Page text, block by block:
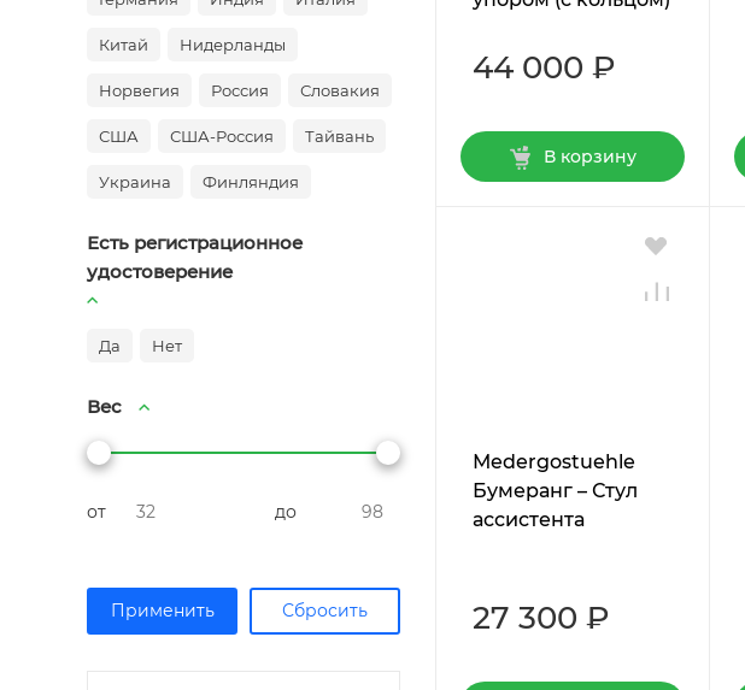
Китай Нидерланды
Норвегия Россия Словакия
США США-Россия Тайвань
Украина Финляндия
Есть регистрационное
удостоверение
Да Нет
Вес
от до
44 000 ₽
В корзину
Мedergostuehle
Бумеранг – Стул
ассистента
27 300 ₽